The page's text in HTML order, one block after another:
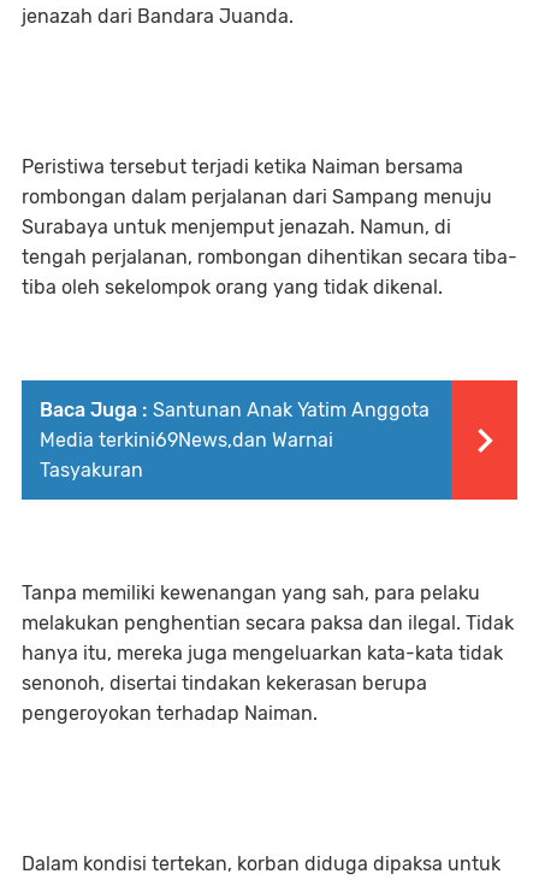
jenazah dari Bandara Juanda.
Peristiwa tersebut terjadi ketika Naiman bersama
rombongan dalam perjalanan dari Sampang menuju
Surabaya untuk menjemput jenazah. Namun, di
tengah perjalanan, rombongan dihentikan secara tiba-
tiba oleh sekelompok orang yang tidak dikenal.
Baca Juga : Santunan Anak Yatim Anggota
Media terkini69News,dan Warnai
Tasyakuran
Tanpa memiliki kewenangan yang sah, para pelaku
melakukan penghentian secara paksa dan ilegal. Tidak
hanya itu, mereka juga mengeluarkan kata-kata tidak
senonoh, disertai tindakan kekerasan berupa
pengeroyokan terhadap Naiman.
Dalam kondisi tertekan, korban diduga dipaksa untuk